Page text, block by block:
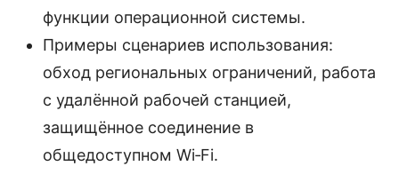
функции операционной системы.
Примеры сценариев использования:
обход региональных ограничений, работа
с удалённой рабочей станцией,
защищённое соединение в
общедоступном Wi‑Fi.